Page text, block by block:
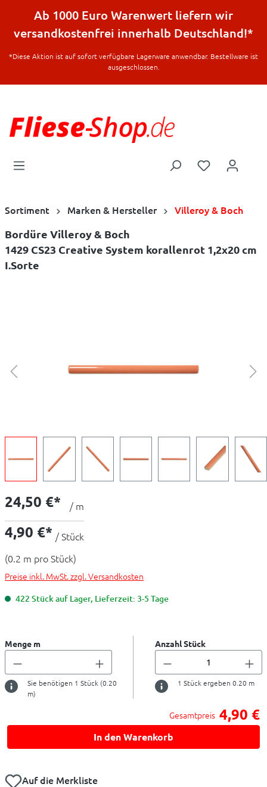
springen
Ab 1000 Euro Warenwert liefern wir
versandkostenfrei innerhalb Deutschland!*
*Diese Aktion ist auf sofort verfügbare Lagerware anwendbar. Bestellware ist
ausgeschlossen.
Sortiment Marken & Hersteller Villeroy & Boch
Bordüre Villeroy & Boch
1429 CS23 Creative System korallenrot 1,2x20 cm
I.Sorte
24,50 €* / m
4,90 €* / Stück
(0.2 m pro Stück)
Preise inkl. MwSt. zzgl. Versandkosten
422 Stück auf Lager, Lieferzeit: 3-5 Tage
Menge m
Sie benötigen 1 Stück (0.20
m)
Anzahl Stück
1 Stück ergeben 0.20 m
Gesamtpreis 4,90 €
In den Warenkorb
Auf die Merkliste